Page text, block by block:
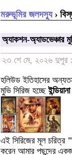
মরুভূমির জলদস্যু›
অ্যাকশন-অ্যাডভেঞ্চার
২৩ শে মে, ২০২৬ দুপুর
হলিউড ইতিহাসের
মুভি সিরিজ হচ্ছে
এই সিরিজের মূল চরিত্র
করেন আমার পছন্দের